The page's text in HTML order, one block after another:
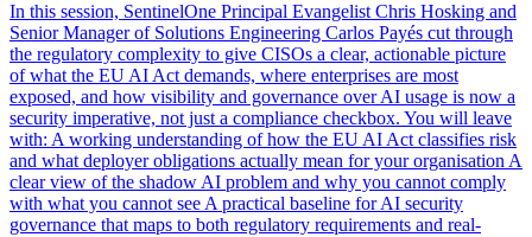
In this session, SentinelOne Principal Evangelist Chris Hosking and
Senior Manager of Solutions Engineering Carlos Payés cut through
the regulatory complexity to give CISOs a clear, actionable picture
of what the EU AI Act demands, where enterprises are most
exposed, and how visibility and governance over AI usage is now a
security imperative, not just a compliance checkbox. You will leave
with: A working understanding of how the EU AI Act classifies risk
and what deployer obligations actually mean for your organisation A
clear view of the shadow AI problem and why you cannot comply
with what you cannot see A practical baseline for AI security
governance that maps to both regulatory requirements and real-